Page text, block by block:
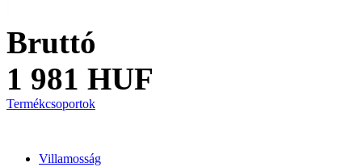
Bruttó
1 981 HUF
Termékcsoportok
Villamosság